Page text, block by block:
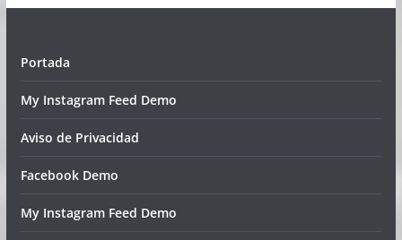
Portada
My Instagram Feed Demo
Aviso de Privacidad
Facebook Demo
My Instagram Feed Demo